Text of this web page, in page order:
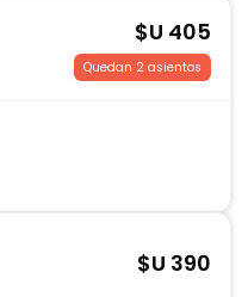
$U 405
Quedan 2 asientos
$U 390